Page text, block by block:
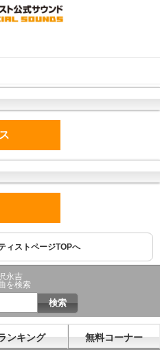
ィストページTOPへ
永吉
を検索
ンキング 無料コーナー